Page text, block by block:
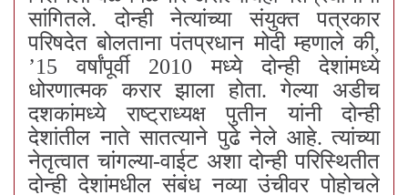
सांगितले. दोन्ही नेत्यांच्या संयुक्त पत्रकार
परिषदेत बोलताना पंतप्रधान मोदी म्हणाले की,
’15 वर्षांपूर्वी 2010 मध्ये दोन्ही देशांमध्ये
धोरणात्मक करार झाला होता. गेल्या अडीच
दशकांमध्ये राष्ट्राध्यक्ष पुतीन यांनी दोन्ही
देशांतील नाते सातत्याने पुढे नेले आहे. त्यांच्या
नेतृत्वात चांगल्या-वाईट अशा दोन्ही परिस्थितीत
दोन्ही देशांमधील संबंध नव्या उंचीवर पोहोचले